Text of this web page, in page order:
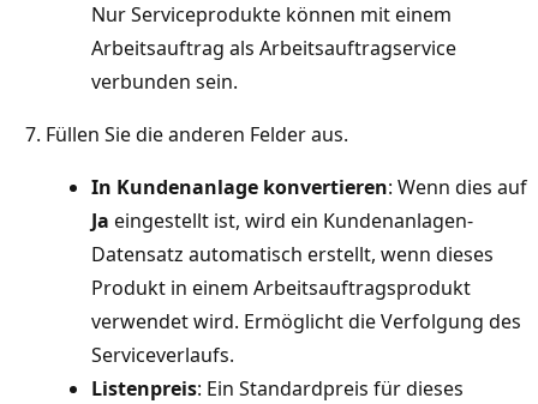
Nur Serviceprodukte können mit einem
Arbeitsauftrag als Arbeitsauftragservice
verbunden sein.
Füllen Sie die anderen Felder aus.
In Kundenanlage konvertieren: Wenn dies auf
Ja eingestellt ist, wird ein Kundenanlagen-
Datensatz automatisch erstellt, wenn dieses
Produkt in einem Arbeitsauftragsprodukt
verwendet wird. Ermöglicht die Verfolgung des
Serviceverlaufs.
Listenpreis: Ein Standardpreis für dieses